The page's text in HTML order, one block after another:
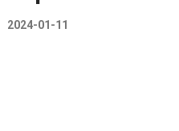
2024-01-11